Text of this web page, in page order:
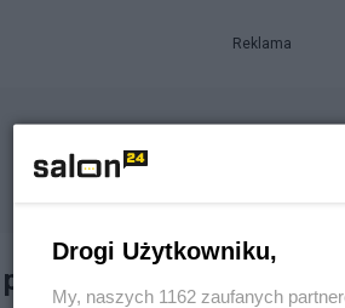
Reklama
kibiców
Drogi Użytkowniku,
My, naszych 1162 zaufanych